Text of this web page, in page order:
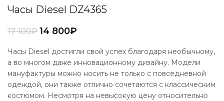
Часы Diesel DZ4365
17 100₽ 14 800₽
Часы Diesel достигли свой успех благодаря необычному,
а во многом даже инновационному дизайну. Модели
мануфактуры можно носить не только с повседневной
одеждой, они также отлично сочетаются с классическим
костюмом. Несмотря на невысокую цену относительно